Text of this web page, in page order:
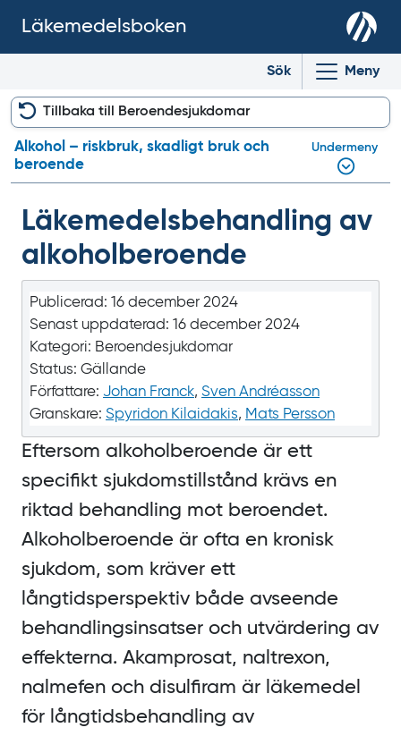
Läkemedelsboken
Sök Meny
Läkemedels­behandling av
alkohol­beroende
Publicerad: 16 december 2024
Senast uppdaterad: 16 december 2024
Kategori: Beroendesjukdomar
Status: Gällande
Författare: Johan Franck, Sven Andréasson
Granskare: Spyridon Kilaidakis, Mats Persson
Eftersom alkoholberoende är ett
specifikt sjukdomstillstånd krävs en
riktad behandling mot beroendet.
Alkoholberoende är ofta en kronisk
sjukdom, som kräver ett
långtidsperspektiv både avseende
behandlingsinsatser och utvärdering av
effekterna. Akamprosat, naltrexon,
nalmefen och disulfiram är läkemedel
för långtidsbehandling av
Tillbaka till Beroendesjukdomar
Alkohol – riskbruk, skadligt bruk och
beroende
Undermeny